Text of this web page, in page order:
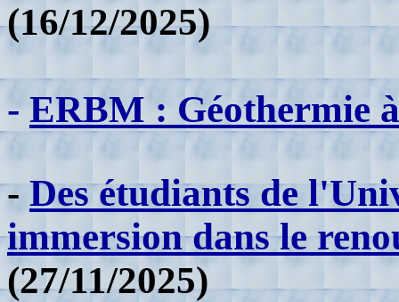
(16/12/2025)
-ERBM : Géothermie
- Des étudiants de
immersion dans le
(27/11/2025)